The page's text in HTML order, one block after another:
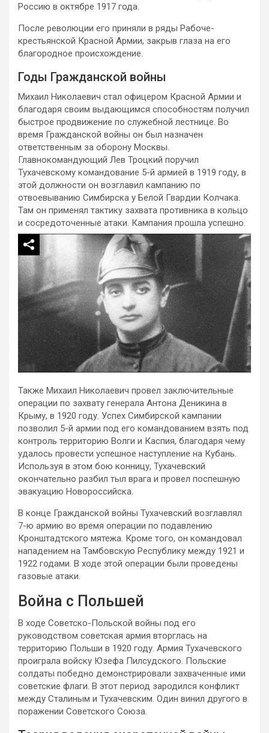
Россию в октябре 1917 года.
После революции его приняли в ряды Рабоче-
крестьянской Красной Армии, закрыв глаза на его
благородное происхождение.
Годы Гражданской войны
Михаил Николаевич стал офицером Красной Армии и
благодаря своим выдающимся способностям получил
быстрое продвижение по служебной лестнице. Во
время Гражданской войны он был назначен
ответственным за оборону Москвы.
Главнокомандующий Лев Троцкий поручил
Тухачевскому командование 5-й армией в 1919 году, в
этой должности он возглавил кампанию по
отвоевыванию Симбирска у Белой Гвардии Колчака.
Там он применял тактику захвата противника в кольцо
и сосредоточенные атаки. Кампания прошла успешно.
Также Михаил Николаевич провел заключительные
операции по захвату генерала Антона Деникина в
Крыму, в 1920 году. Успех Симбирской кампании
позволил 5-й армии под его командованием взять под
контроль территорию Волги и Каспия, благодаря чему
удалось провести успешное наступление на Кубань.
Используя в этом бою конницу, Тухачевский
окончательно разбил тыл врага и провел поспешную
эвакуацию Новороссийска.
В конце Гражданской войны Тухачевский возглавлял
7-ю армию во время операции по подавлению
Кронштадтского мятежа. Кроме того, он командовал
нападением на Тамбовскую Республику между 1921 и
1922 годами. В ходе этой операции были проведены
газовые атаки.
Война с Польшей
В ходе Советско-Польской войны под его
руководством советская армия вторглась на
территорию Польши в 1920 году. Армия Тухачевского
проиграла войску Юзефа Пилсудского. Польские
солдаты победно демонстрировали захваченные ими
советские флаги. В этот период зародился конфликт
между Сталиным и Тухачевским. Один винил другого в
поражении Советского Союза.